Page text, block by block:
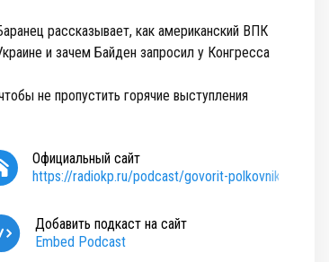
рассказывает, как американский ВПК
и зачем Байден запросил у Конгресса
не пропустить горячие выступления
Официальный сайт
https://radiokp.ru/podcast/govorit-polkovnik
Добавить подкаст на сайт
Embed Podcast